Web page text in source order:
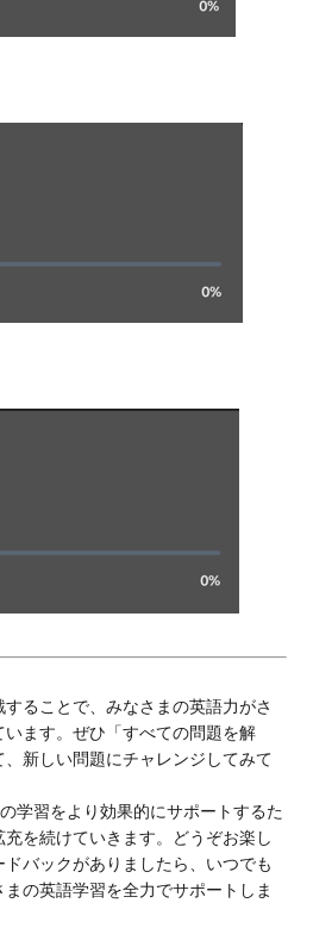
ることで、みなさまの英語力がさ
います。ぜひ「すべての問題を解
新しい問題にチャレンジしてみて
学習をより効果的にサポートするた
を続けていきます。どうぞお楽し
ドバックがありましたら、いつでも
の英語学習を全力でサポートしま